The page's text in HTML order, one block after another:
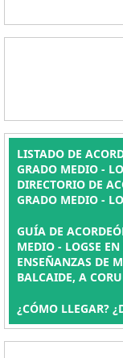
LISTADO DE
GRADO MEDIO -
DIRECTORIO DE
GRADO MEDIO -
GUÍA DE
MEDIO - LOGSE
ENSEÑANZAS DE
BALCAIDE, A
¿CÓMO LLEGAR?